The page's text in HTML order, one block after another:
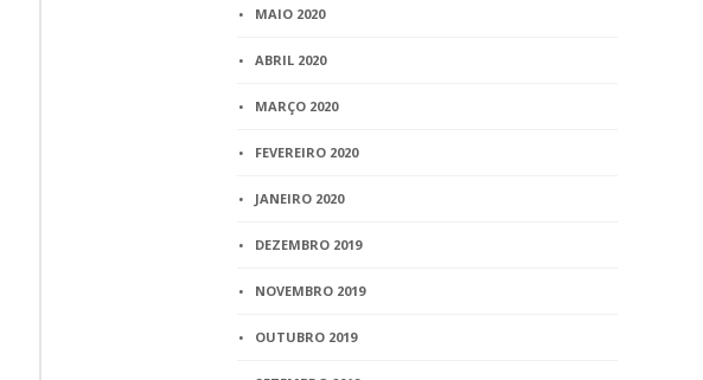
MAIO 2020
ABRIL 2020
MARÇO 2020
FEVEREIRO 2020
JANEIRO 2020
DEZEMBRO 2019
NOVEMBRO 2019
OUTUBRO 2019